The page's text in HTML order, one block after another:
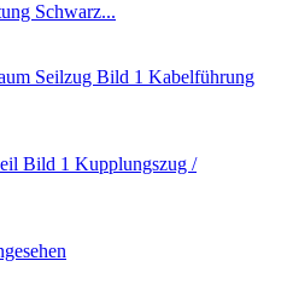
Schwarz...
Kabelführung
Kupplungszug /